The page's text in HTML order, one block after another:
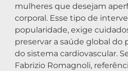
mulheres que desejam
corporal. Esse tipo de
popularidade, exige
preservar a saúde global do
do sistema cardiovascular.
Fabrizio Romagnoli,